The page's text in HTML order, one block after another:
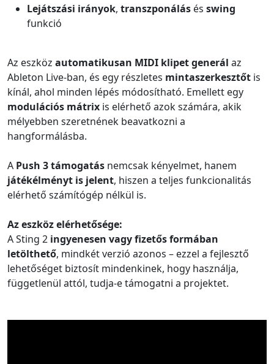
Lejátszási irányok, transzponálás és swing
funkció
Az eszköz automatikusan MIDI klipet generál az
Ableton Live-ban, és egy részletes mintaszerkesztőt is
kínál, ahol minden lépés módosítható. Emellett egy
modulációs mátrix is elérhető azok számára, akik
mélyebben szeretnének beavatkozni a
hangformálásba.
A Push 3 támogatás nemcsak kényelmet, hanem
játékélményt is jelent, hiszen a teljes funkcionalitás
elérhető számítógép nélkül is.
Az eszköz elérhetősége:
A Sting 2 ingyenesen vagy fizetős formában
letölthető, mindkét verzió azonos – ezzel a fejlesztő
lehetőséget biztosít mindenkinek, hogy használja,
függetlenül attól, tudja-e támogatni a projektet.